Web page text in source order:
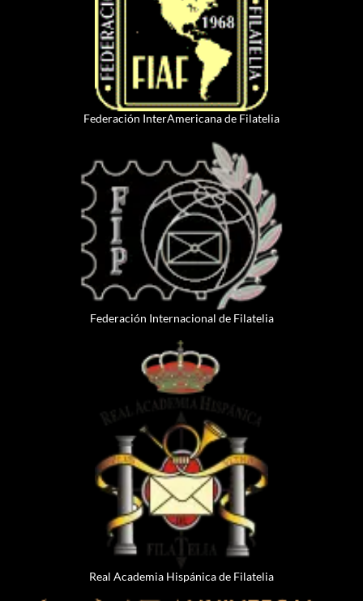
Federación InterAmericana de Filatelia
Federación Internacional de Filatelia
Real Academia Hispánica de Filatelia